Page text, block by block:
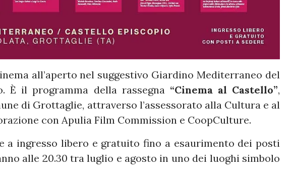
all’aperto nel suggestivo Giardino Mediterraneo del
È il programma della rassegna “Cinema al Castello”,
di Grottaglie, attraverso l’assessorato alla Cultura e al
con Apulia Film Commission e CoopCulture.
a ingresso libero e gratuito fino a esaurimento dei posti
alle 20.30 tra luglio e agosto in uno dei luoghi simbolo